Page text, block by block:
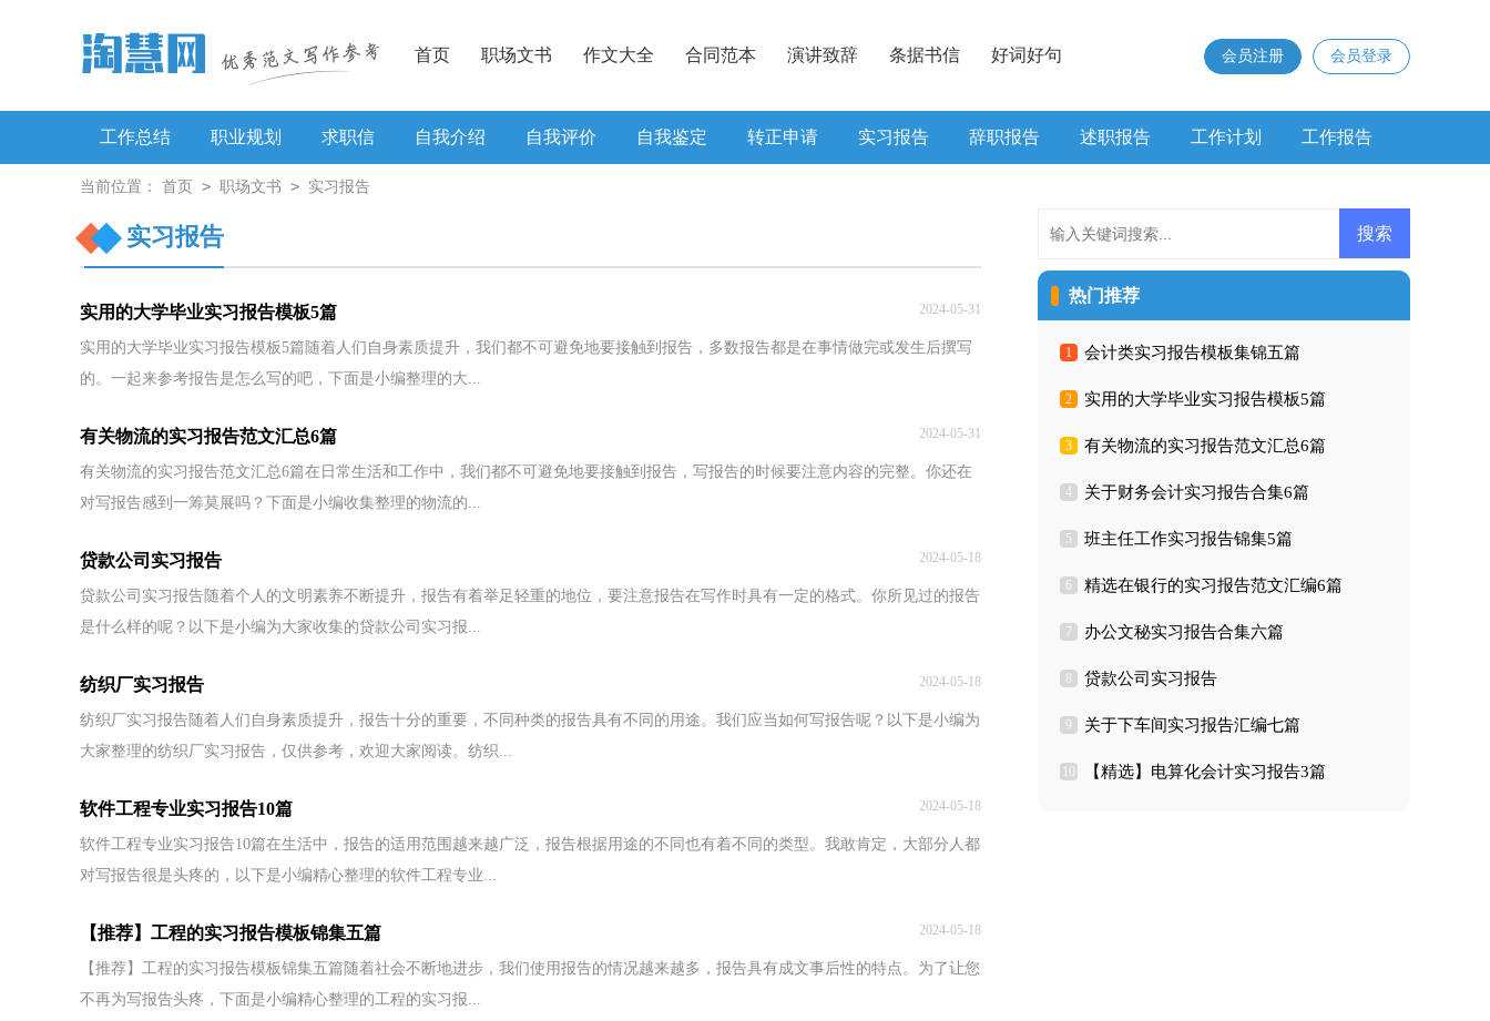
首页 职场文书 作文大全 合同范本 演讲致辞 条据书信 好词好句 会员登录
会员注册
工作总结 职业规划 求职信 自我介绍 自我评价 自我鉴定 转正申请 实习报告 辞职报告 述职报告 工作计划 工作报告
工作方案
当前位置： 首页 > 职场文书 > 实习报告
实习报告
实用的大学毕业实习报告模板5篇 2024-05-31
实用的大学毕业实习报告模板5篇随着人们自身素质提升，我们都不可避免地要接触到报告，多数报告都是在事情做完或发生后撰写
的。一起来参考报告是怎么写的吧，下面是小编整理的大...
有关物流的实习报告范文汇总6篇 2024-05-31
有关物流的实习报告范文汇总6篇在日常生活和工作中，我们都不可避免地要接触到报告，写报告的时候要注意内容的完整。你还在
对写报告感到一筹莫展吗？下面是小编收集整理的物流的...
贷款公司实习报告 2024-05-18
贷款公司实习报告随着个人的文明素养不断提升，报告有着举足轻重的地位，要注意报告在写作时具有一定的格式。你所见过的报告
是什么样的呢？以下是小编为大家收集的贷款公司实习报...
纺织厂实习报告 2024-05-18
纺织厂实习报告随着人们自身素质提升，报告十分的重要，不同种类的报告具有不同的用途。我们应当如何写报告呢？以下是小编为
大家整理的纺织厂实习报告，仅供参考，欢迎大家阅读。纺织...
软件工程专业实习报告10篇 2024-05-18
软件工程专业实习报告10篇在生活中，报告的适用范围越来越广泛，报告根据用途的不同也有着不同的类型。我敢肯定，大部分人都
对写报告很是头疼的，以下是小编精心整理的软件工程专业...
【推荐】工程的实习报告模板锦集五篇 2024-05-18
【推荐】工程的实习报告模板锦集五篇随着社会不断地进步，我们使用报告的情况越来越多，报告具有成文事后性的特点。为了让您
不再为写报告头疼，下面是小编精心整理的工程的实习报...
热门推荐
1 会计类实习报告模板集锦五篇
2 实用的大学毕业实习报告模板5篇
3 有关物流的实习报告范文汇总6篇
4 关于财务会计实习报告合集6篇
5 班主任工作实习报告锦集5篇
6 精选在银行的实习报告范文汇编6篇
7 办公文秘实习报告合集六篇
8 贷款公司实习报告
9 关于下车间实习报告汇编七篇
10 【精选】电算化会计实习报告3篇